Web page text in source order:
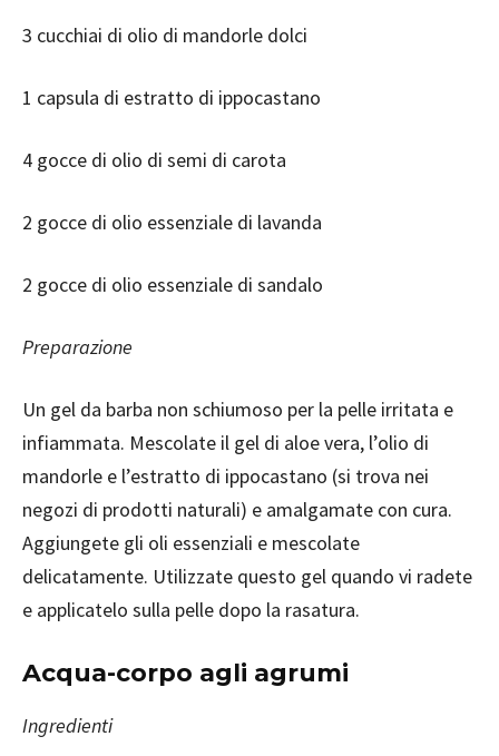
3 cucchiai di olio di mandorle dolci
1 capsula di estratto di ippocastano
4 gocce di olio di semi di carota
2 gocce di olio essenziale di lavanda
2 gocce di olio essenziale di sandalo
Preparazione
Un gel da barba non schiumoso per la pelle irritata e
infiammata. Mescolate il gel di aloe vera, l’olio di
mandorle e l’estratto di ippocastano (si trova nei
negozi di prodotti naturali) e amalgamate con cura.
Aggiungete gli oli essenziali e mescolate
delicatamente. Utilizzate questo gel quando vi radete
e applicatelo sulla pelle dopo la rasatura.
Acqua-corpo agli agrumi
Ingredienti